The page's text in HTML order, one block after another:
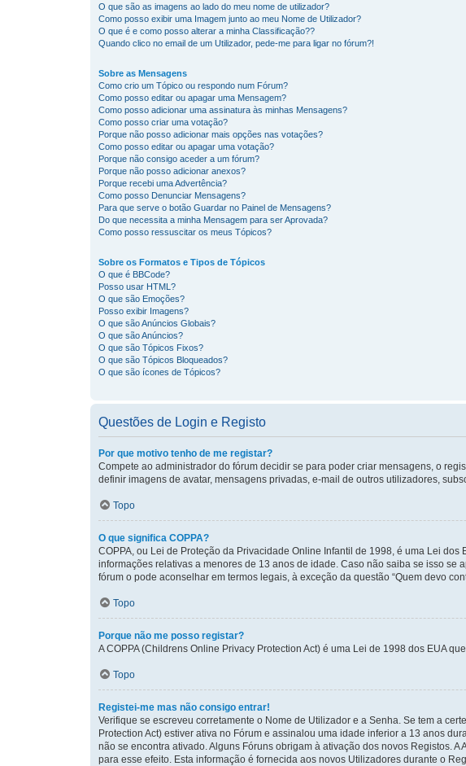
O que são as imagens ao lado do meu nome de utilizador?
Como posso exibir uma Imagem junto ao meu Nome de Utilizador?
O que é e como posso alterar a minha Classificação??
Quando clico no email de um Utilizador, pede-me para ligar no fórum?!
Sobre as Mensagens
Como crio um Tópico ou respondo num Fórum?
Como posso editar ou apagar uma Mensagem?
Como posso adicionar uma assinatura às minhas Mensagens?
Como posso criar uma votação?
Porque não posso adicionar mais opções nas votações?
Como posso editar ou apagar uma votação?
Porque não consigo aceder a um fórum?
Porque não posso adicionar anexos?
Porque recebi uma Advertência?
Como posso Denunciar Mensagens?
Para que serve o botão Guardar no Painel de Mensagens?
Do que necessita a minha Mensagem para ser Aprovada?
Como posso ressuscitar os meus Tópicos?
Sobre os Formatos e Tipos de Tópicos
O que é BBCode?
Posso usar HTML?
O que são Emoções?
Posso exibir Imagens?
O que são Anúncios Globais?
O que são Anúncios?
O que são Tópicos Fixos?
O que são Tópicos Bloqueados?
O que são ícones de Tópicos?
Questões de Login e Registo
Por que motivo tenho de me registar?
Compete ao administrador do fórum decidir se para poder criar mensagens, o
definir imagens de avatar, mensagens privadas, e-mail de outros utilizadores,
Topo
O que significa COPPA?
COPPA, ou Lei de Proteção da Privacidade Online Infantil de 1998, é uma Lei
informações relativas a menores de 13 anos de idade. Caso não saiba se isso
fórum o pode aconselhar em termos legais, à exceção da questão “Quem devo
Topo
Porque não me posso registar?
A COPPA (Childrens Online Privacy Protection Act) é uma Lei de 1998 dos EUA
Topo
Registei-me mas não consigo entrar!
Verifique se escreveu corretamente o Nome de Utilizador e a Senha. Se tem a
Protection Act) estiver ativa no Fórum e assinalou uma idade inferior a 13 anos
não se encontra ativado. Alguns Fóruns obrigam à ativação dos novos Registos.
para esse efeito. Esta informação é fornecida aos novos Utilizadores durante o